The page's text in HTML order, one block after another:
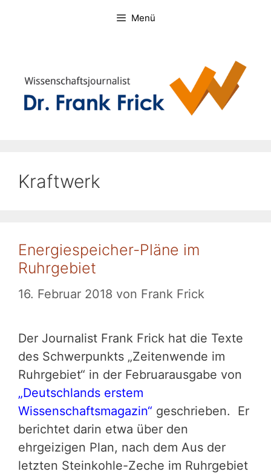
Menü
Kraftwerk
Energiespeicher-Pläne im
Ruhrgebiet
16. Februar 2018 von Frank Frick
Der Journalist Frank Frick hat die Texte
des Schwerpunkts „Zeitenwende im
Ruhrgebiet“ in der Februarausgabe von
„Deutschlands erstem
Wissenschaftsmagazin“ geschrieben. Er
berichtet darin etwa über den
ehrgeizigen Plan, nach dem Aus der
letzten Steinkohle-Zeche im Ruhrgebiet